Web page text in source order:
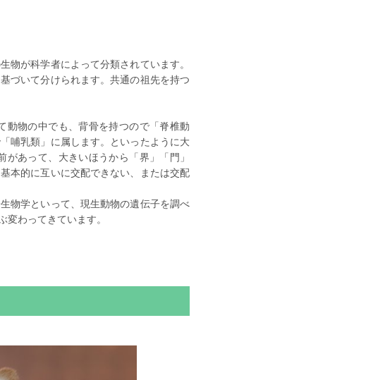
物が科学者によって分類されています。
づいて分けられます。共通の祖先を持つ
動物の中でも、背骨を持つので「脊椎動
哺乳類」に属します。といったように大
あって、大きいほうから「界」「門」
本的に互いに交配できない、または交配
物学といって、現生動物の遺伝子を調べ
わってきています。